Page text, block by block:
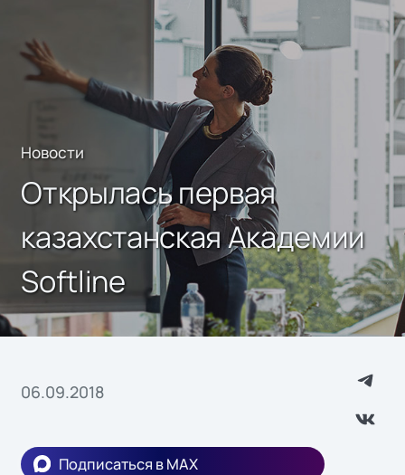
Новости
Открылась первая
казахстанская Академии
Softline
06.09.2018
Подписаться в MAX